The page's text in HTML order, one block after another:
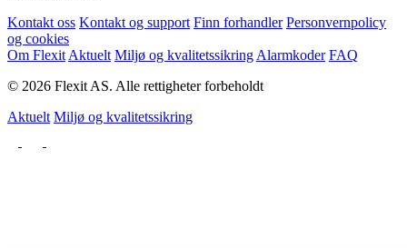
Kontakt oss Kontakt og support Finn forhandler Personvernpolicy
og cookies
Om Flexit Aktuelt Miljø og kvalitetssikring Alarmkoder FAQ
© 2026 Flexit AS. Alle rettigheter forbeholdt
Aktuelt Miljø og kvalitetssikring